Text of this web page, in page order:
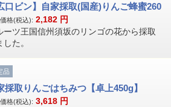
口ビン】自家採取(国産)りんご蜂蜜260
格(税込): 2,182 円
ーツ王国信州須坂のリンゴの花から採取
した。
品
採取りんごはちみつ【卓上450g】
格(税込): 3,618 円